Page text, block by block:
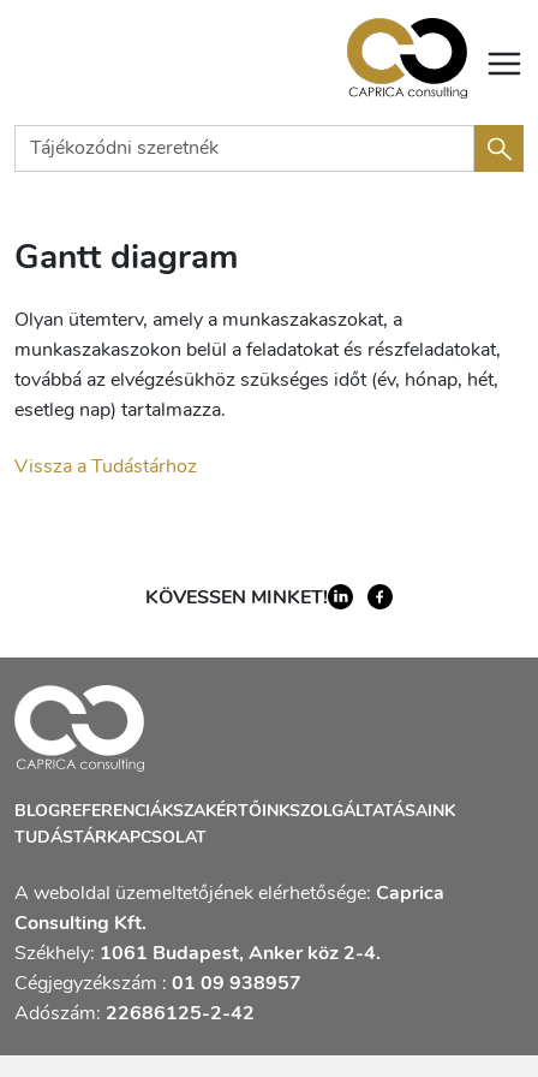
Gantt diagram
Olyan ütemterv, amely a munkaszakaszokat, a
munkaszakaszokon belül a feladatokat és részfeladatokat,
továbbá az elvégzésükhöz szükséges időt (év, hónap, hét,
esetleg nap) tartalmazza.
Vissza a Tudástárhoz
KÖVESSEN MINKET!
BLOGREFERENCIÁKSZAKÉRTŐINKSZOLGÁLTATÁSAINK
TUDÁSTÁRKAPCSOLAT
A weboldal üzemeltetőjének elérhetősége: Caprica
Consulting Kft.
Székhely: 1061 Budapest, Anker köz 2-4.
Cégjegyzékszám : 01 09 938957
Adószám: 22686125-2-42